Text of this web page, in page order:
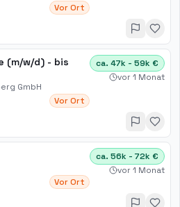
Vor Ort
(m/w/d) - bis
GmbH
Vor Ort
ca. 47k - 59k €
vor 1 Monat
Vor Ort
ca. 56k - 72k €
vor 1 Monat